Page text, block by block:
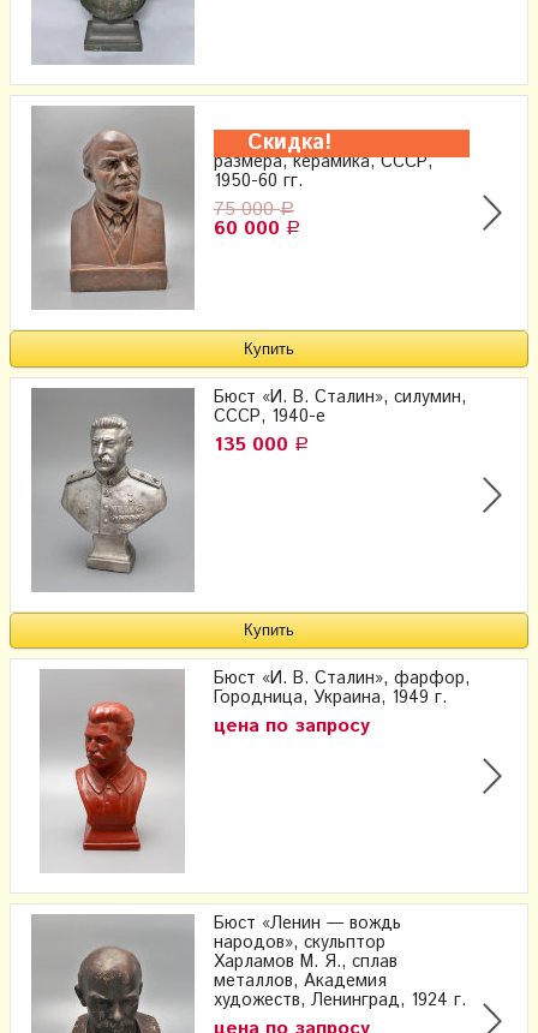
Скидка!
Бюст «В. И. Ленин» большого
размера, керамика, СССР,
1950-60 гг.
75 000Р
60 000 Р
Бюст «И. В. Сталин», силумин,
СССР, 1940-е
135 000 Р
Бюст «И. В. Сталин», фарфор,
Городница, Украина, 1949 г.
цена по запросу
Бюст «Ленин — вождь
народов», скульптор
Харламов М. Я., сплав
металлов, Академия
художеств, Ленинград, 1924 г.